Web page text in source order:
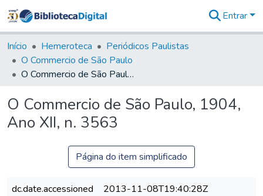
&
Coleções
Tudo na
Biblioteca
Estatísticas
Entrar
Início Hemeroteca
Periódicos Paulistas
O Commercio de São Paulo
O Commercio de São Paulo, 1904, Ano XII, n. 3563
O Commercio de São Paulo, 1904,
Ano XII, n. 3563
Página do item simplificado
dc.date.accessioned
2013-11-08T19:40:28Z